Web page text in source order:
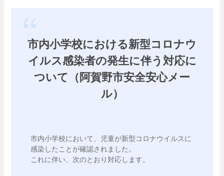
市内小学校における新型コロナウ
イルス感染者の発生に伴う対応に
ついて（阿賀野市安全安心メー
ル）
市内小学校において、児童が新型コロナウイルスに
感染したことが確認されました。
これに伴い、次のとおり対応します。